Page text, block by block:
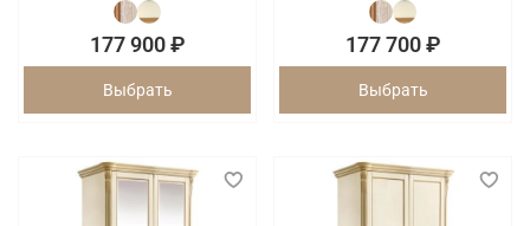
177 900 ₽
Выбрать
177 700 ₽
Выбрать